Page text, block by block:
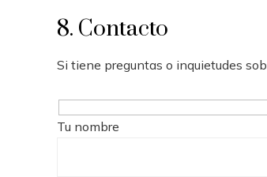
8. Contacto
Si tiene preguntas o inquietudes
Tu nombre